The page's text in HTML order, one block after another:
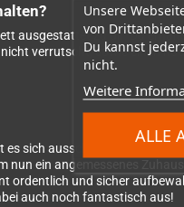
Unsere
von
Du kannst
nicht.
Weitere
ALLE
ausgestattet zu dir: Du
verrutscht, sowie einen
es sich ausschließlich um die
nun ein angemessenes
ordentlich und sicher
auch noch fantastisch aus!